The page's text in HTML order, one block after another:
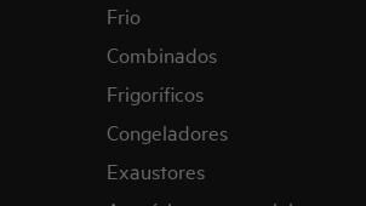
Frio
Combinados
Frigoríficos
Congeladores
Exaustores